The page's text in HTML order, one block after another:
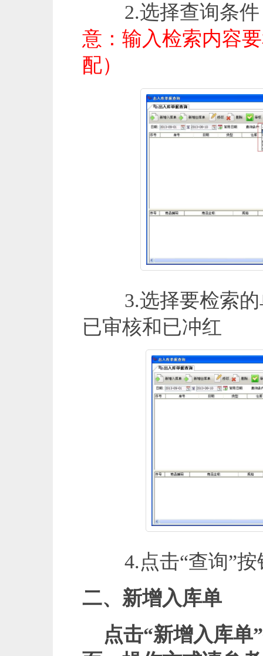
2.选择查询条件
意：输入检索内容
配）
3.选择要检索的
已审核和已冲红
4.点击“查询”按
二、新增入库单
点击“新增入库单